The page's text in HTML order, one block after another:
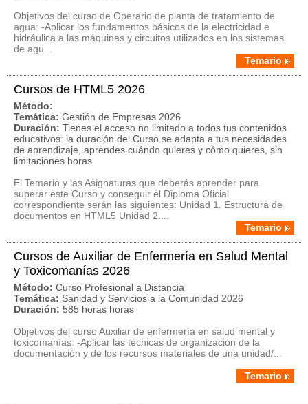
Objetivos del curso de Operario de planta de tratamiento de
agua: -Aplicar los fundamentos básicos de la electricidad e
hidráulica a las máquinas y circuitos utilizados en los sistemas
de agu...
Temario
Cursos de HTML5 2026
Método:
Temática: Gestión de Empresas 2026
Duración: Tienes el acceso no limitado a todos tus contenidos
educativos: la duración del Curso se adapta a tus necesidades
de aprendizaje, aprendes cuándo quieres y cómo quieres, sin
limitaciones horas
El Temario y las Asignaturas que deberás aprender para
superar este Curso y conseguir el Diploma Oficial
correspondiente serán las siguientes: Unidad 1. Estructura de
documentos en HTML5 Unidad 2....
Temario
Cursos de Auxiliar de Enfermería en Salud Mental
y Toxicomanías 2026
Método: Curso Profesional a Distancia
Temática: Sanidad y Servicios a la Comunidad 2026
Duración: 585 horas horas
Objetivos del curso Auxiliar de enfermería en salud mental y
toxicomanías: -Aplicar las técnicas de organización de la
documentación y de los recursos materiales de una unidad/...
Temario